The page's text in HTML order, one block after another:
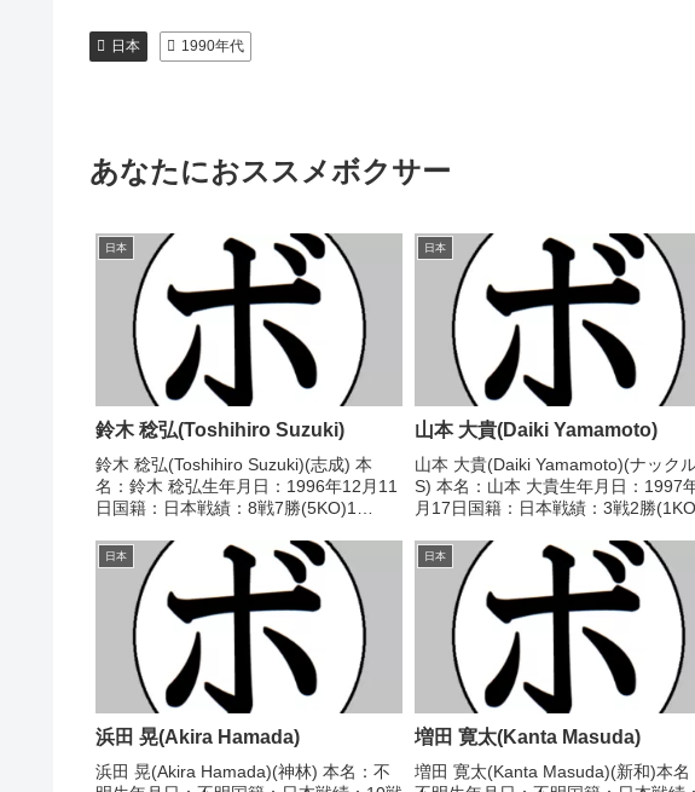
日本 1990年代
あなたにおススメボクサー
日本
鈴木 稔弘(Toshihiro Suzuki)
鈴木 稔弘(Toshihiro Suzuki)(志成) 本
名：鈴木 稔弘生年月日：1996年12月11
日国籍：日本戦績：8戦7勝(5KO)1
イライトウェルター級優勝(アマチュ
ア) 【戦歴】2022/0...
日本
山本 大貴(Daiki Yamamoto)
山本 大貴(Daiki Yamamoto)(ナック
S) 本名：山本 大貴生年月日：1997
月17日国籍：日本戦績：3戦2勝
2024/09/27 ○1RTKO 高尾 昌揮(新
本木村)202...
日本
浜田 晃(Akira Hamada)
浜田 晃(Akira Hamada)(神林) 本名：不
日本
増田 寛太(Kanta Masuda)
増田 寛太(Kanta Masuda)(新和)本名